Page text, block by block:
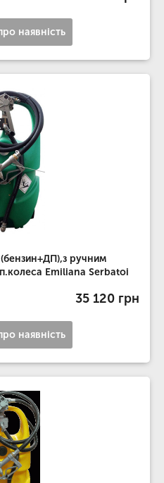
наявність
ручним
Emiliana Serbatoi
35 120 грн
наявність